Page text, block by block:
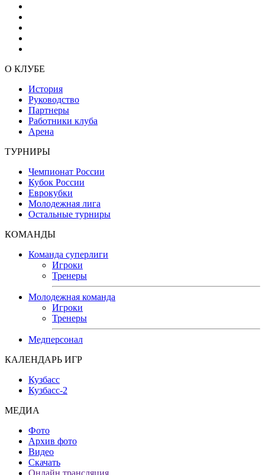
О КЛУБЕ
История
Руководство
Партнеры
Работники клуба
Арена
ТУРНИРЫ
Чемпионат России
Кубок России
Еврокубки
Молодежная лига
Остальные турниры
КОМАНДЫ
Команда суперлиги
Игроки
Тренеры
Молодежная команда
Игроки
Тренеры
Медперсонал
КАЛЕНДАРЬ ИГР
Кузбасс
Кузбасс-2
МЕДИА
Фото
Архив фото
Видео
Скачать
Онлайн трансляция